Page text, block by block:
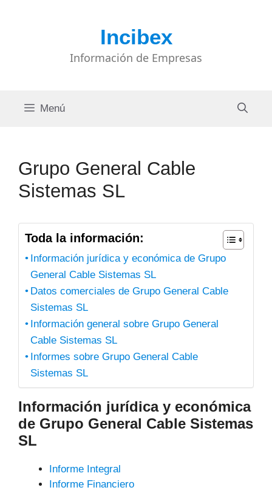
Incibex
Información de Empresas
Menú
Grupo General Cable
Sistemas SL
Toda la información:
Información jurídica y económica de Grupo
General Cable Sistemas SL
Datos comerciales de Grupo General Cable
Sistemas SL
Información general sobre Grupo General
Cable Sistemas SL
Informes sobre Grupo General Cable
Sistemas SL
Información jurídica y económica
de Grupo General Cable Sistemas
SL
Informe Integral
Informe Financiero